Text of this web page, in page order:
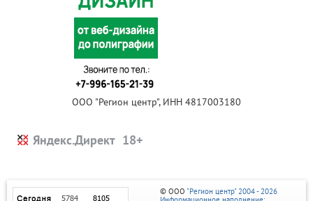
ООО "Регион центр", ИНН 4817003180
Яндекс.Директ
© ООО "Регион центр" 2004 - 2026